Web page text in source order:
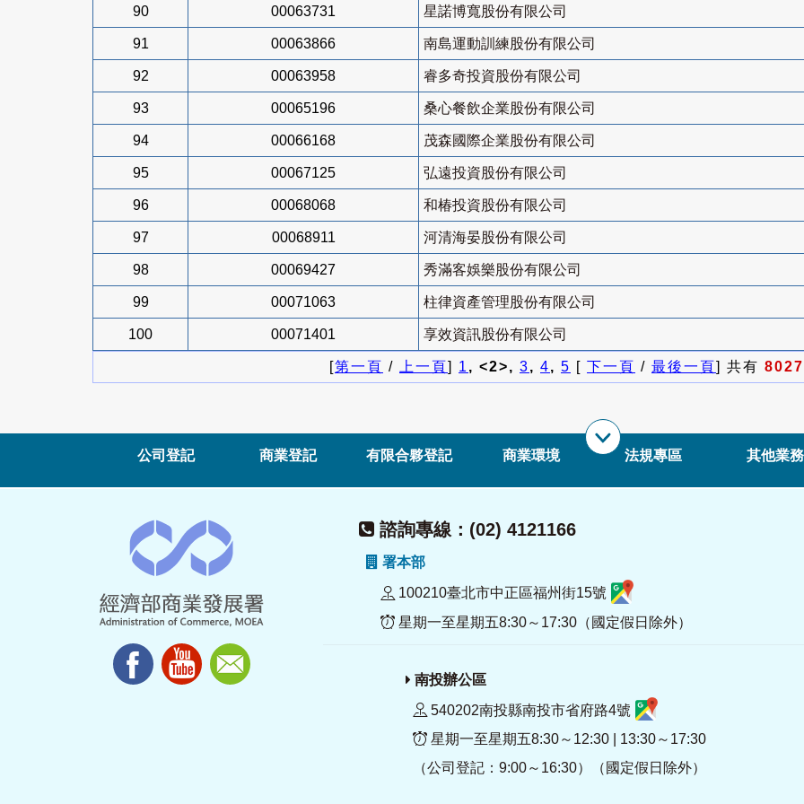
90 00063731 星諾博寬股份有限公司
91 00063866 南島運動訓練股份有限公司
92 00063958 睿多奇投資股份有限公司
93 00065196 桑心餐飲企業股份有限公司
94 00066168 茂森國際企業股份有限公司
95 00067125 弘遠投資股份有限公司
96 00068068 和椿投資股份有限公司
97 00068911 河清海晏股份有限公司
98 00069427 秀滿客娛樂股份有限公司
99 00071063 柱律資產管理股份有限公司
100 00071401 享效資訊股份有限公司
[第一頁 / 上一頁] 1, <2>, 3, 4, 5 [ 下一頁 / 最後一頁] 共有 8027
公司登記 商業登記 有限合夥登記 商業環境 法規專區 其他業務
諮詢專線：(02) 4121166
署本部
100210臺北市中正區福州街15號
星期一至星期五8:30～17:30（國定假日除外）
南投辦公區
540202南投縣南投市省府路4號
星期一至星期五8:30～12:30 | 13:30～17:30
（公司登記：9:00～16:30）（國定假日除外）